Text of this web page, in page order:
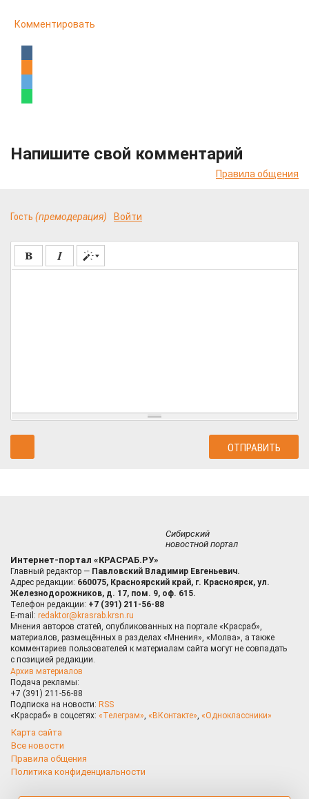
Комментировать
Напишите свой комментарий
Правила общения
Гость (премодерация) Войти
Сибирский
новостной портал
Интернет-портал «КРАСРАБ.РУ»
Главный редактор — Павловский Владимир Евгеньевич.
Адрес редакции: 660075, Красноярский край, г. Красноярск, ул.
Железнодорожников, д. 17, пом. 9, оф. 615.
Телефон редакции: +7 (391) 211-56-88
E-mail: redaktor@krasrab.krsn.ru
Мнения авторов статей, опубликованных на портале «Красраб»,
материалов, размещённых в разделах «Мнения», «Молва», а также
комментариев пользователей к материалам сайта могут не совпадать
с позицией редакции.
Архив материалов
Подача рекламы:
+7 (391) 211-56-88
Подписка на новости: RSS
«Красраб» в соцсетях: «Телеграм», «ВКонтакте», «Одноклассники»
Карта сайта
Все новости
Правила общения
Политика конфиденциальности